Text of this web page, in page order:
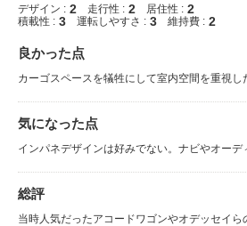
デザイン : 2 走行性 : 2 居住性 : 2
積載性 : 3 運転しやすさ : 3 維持費 : 2
良かった点
カーゴスペースを犠牲にして室内空間を重視し
気になった点
インパネデザインは好みでない。ナビやオーデ
総評
当時人気だったアコードワゴンやオデッセイら